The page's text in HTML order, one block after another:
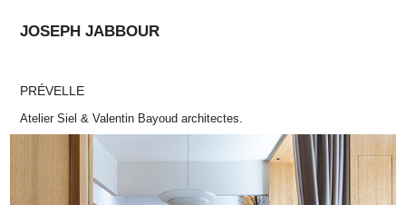
JOSEPH JABBOUR
PRÉVELLE
Atelier Siel & Valentin Bayoud architectes.